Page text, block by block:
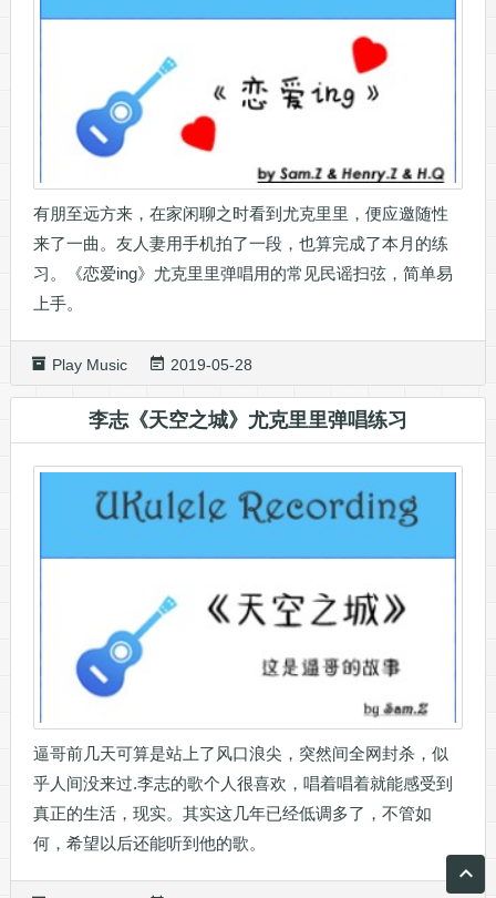
有朋至远方来，在家闲聊之时看到尤克里里，便应邀随性
来了一曲。友人妻用手机拍了一段，也算完成了本月的练
习。《恋爱ing》尤克里里弹唱用的常见民谣扫弦，简单易
上手。
Play Music 2019-05-28
李志《天空之城》尤克里里弹唱练习
逼哥前几天可算是站上了风口浪尖，突然间全网封杀，似
乎人间没来过.李志的歌个人很喜欢，唱着唱着就能感受到
真正的生活，现实。其实这几年已经低调多了，不管如
何，希望以后还能听到他的歌。